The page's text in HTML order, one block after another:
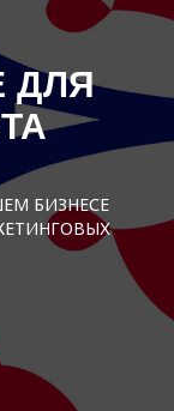
ДЛЯ
БИЗНЕСЕ